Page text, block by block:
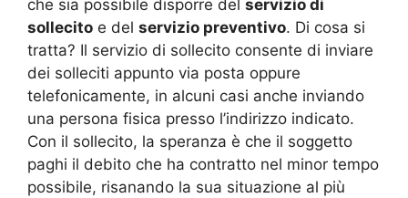
che sia possibile disporre del servizio di
sollecito e del servizio preventivo. Di cosa si
tratta? Il servizio di sollecito consente di inviare
dei solleciti appunto via posta oppure
telefonicamente, in alcuni casi anche inviando
una persona fisica presso l’indirizzo indicato.
Con il sollecito, la speranza è che il soggetto
paghi il debito che ha contratto nel minor tempo
possibile, risanando la sua situazione al più